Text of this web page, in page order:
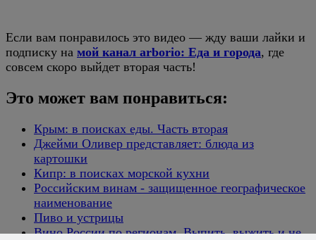
Если вам понравилось это видео — жду ваши лайки и
подписку на мой канал arborio: Еда и города, где
совсем скоро выйдет вторая часть!
Это может вам понравиться:
Крым: в поисках еды. Часть вторая
Джейми Оливер представляет: блюда из
картошки
Кипр: в поисках морской кухни
Российским винам - защищенное географическое
наименование
Пиво и устрицы
Вино России по регионам. Выпить, выжить и не